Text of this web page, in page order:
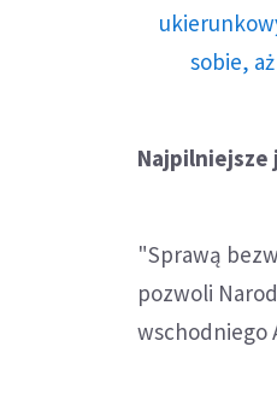
sobie,
"Sprawą
pozwoli
wschodniego